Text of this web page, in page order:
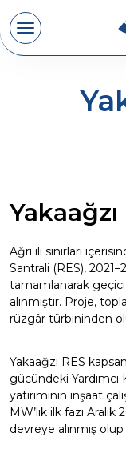
Yakaağzı
Ağrı ili sınırları
Santrali (RES),
tamamlanarak
alınmıştır. Proje,
rüzgâr türbininden
Yakaağzı RES
gücündeki Yardımcı
yatırımının inşaat
MW’lık ilk fazı
devreye alınmış